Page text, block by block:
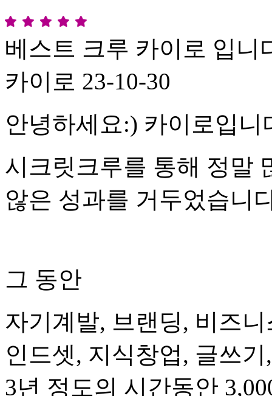
베스트 크루 카이로 입니
카이로 23-10-30
안녕하세요:) 카이로입니
시크릿크루를 통해 정말
않은 성과를 거두었습니
그 동안
자기계발, 브랜딩, 비즈
인드셋, 지식창업, 글쓰
3년 정도의 시간동안